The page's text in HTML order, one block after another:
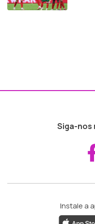
Siga-nos
Instale a